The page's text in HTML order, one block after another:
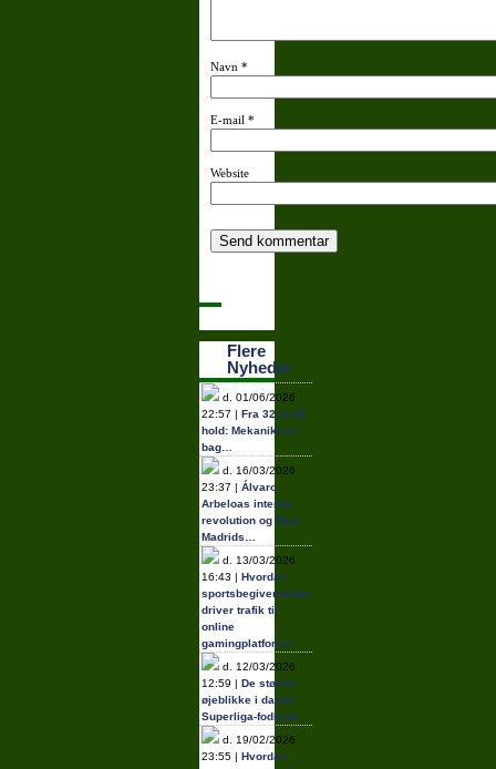
Navn *
E-mail *
Website
Flere
Nyheder
d. 01/06/2026
22:57 | Fra 32 til 48
hold: Mekanikken
bag…
d. 16/03/2026
23:37 | Álvaro
Arbeloas interne
revolution og Real
Madrids…
d. 13/03/2026
16:43 | Hvordan
sportsbegivenheder
driver trafik til
online
gamingplatforme
d. 12/03/2026
12:59 | De største
øjeblikke i dansk
Superliga-fodbold
d. 19/02/2026
23:55 | Hvordan